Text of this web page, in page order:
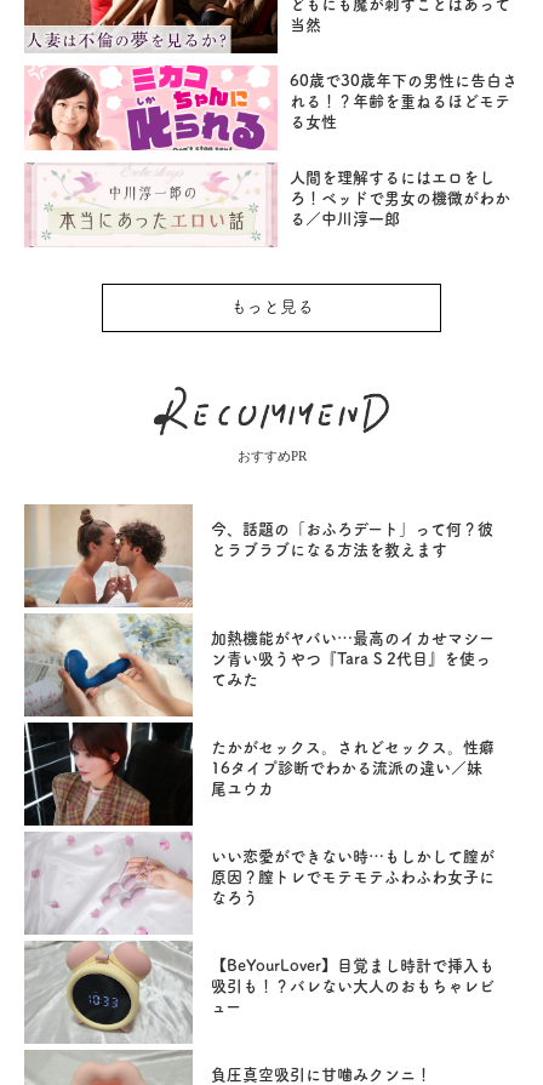
どもにも魔が刺すことはあって
当然
60歳で30歳年下の男性に告白さ
れる！？年齢を重ねるほどモテ
る女性
人間を理解するにはエロをし
ろ！ベッドで男女の機微がわか
る／中川淳一郎
もっと見る
おすすめPR
今、話題の「おふろデート」って何？彼
とラブラブになる方法を教えます
加熱機能がヤバい…最高のイカせマシー
ン青い吸うやつ『Tara S 2代目』を使っ
てみた
たかがセックス。されどセックス。性癖
16タイプ診断でわかる流派の違い／妹
尾ユウカ
いい恋愛ができない時…もしかして膣が
原因？膣トレでモテモテふわふわ女子に
なろう
【BeYourLover】目覚まし時計で挿入も
吸引も！？バレない大人のおもちゃレビ
ュー
負圧真空吸引に甘噛みクンニ！